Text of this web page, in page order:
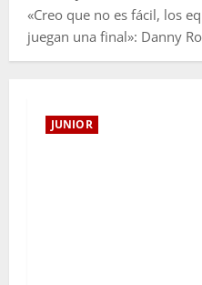
«Creo que no es fácil, los
juegan una final»: Danny
JUNIOR